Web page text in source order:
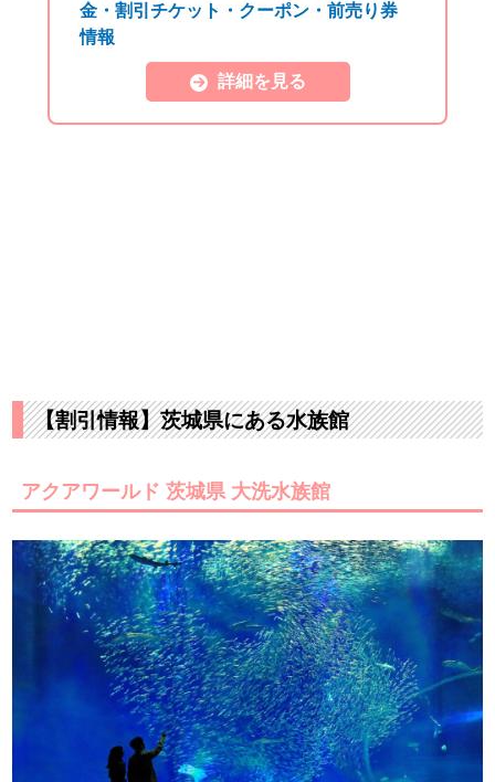
金・割引チケット・クーポン・前売り券
情報
詳細を見る
【割引情報】茨城県にある水族館
アクアワールド 茨城県 大洗水族館